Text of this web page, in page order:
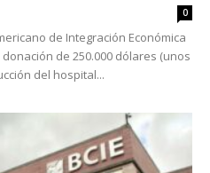
0
de Integración Económica
de 250.000 dólares (unos
del hospital...